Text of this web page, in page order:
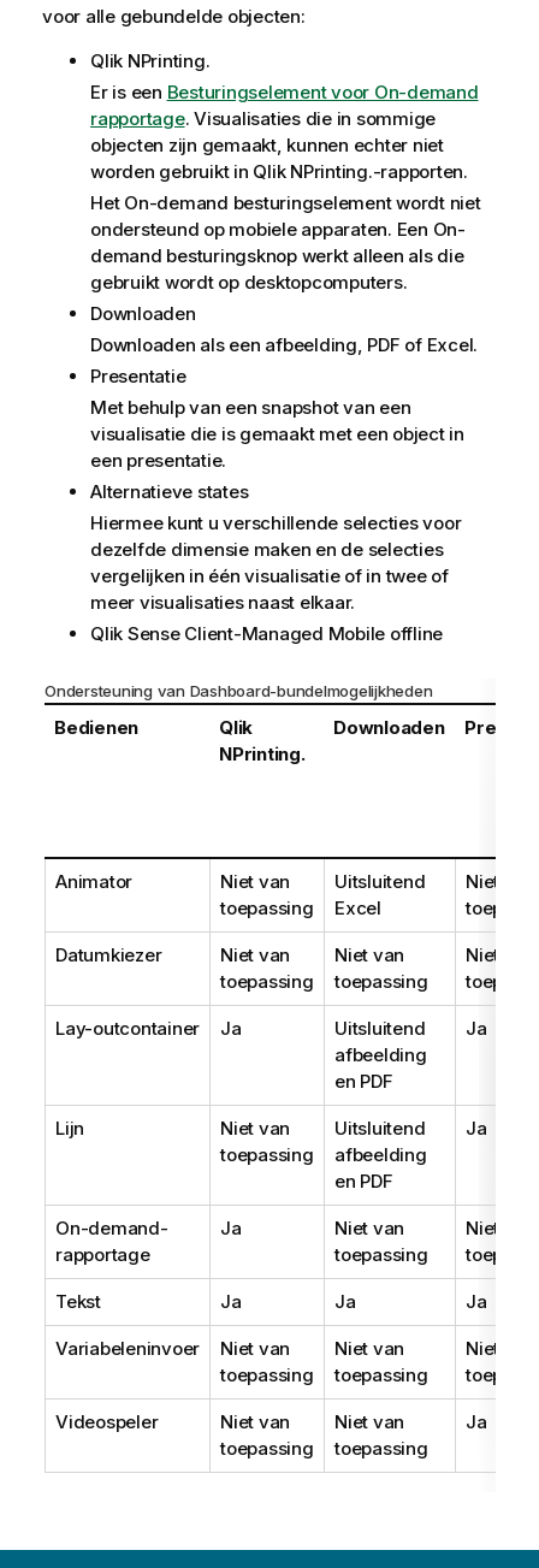
voor alle gebundelde objecten:
Qlik NPrinting.
Er is een Besturingselement voor On-demand
rapportage. Visualisaties die in sommige
objecten zijn gemaakt, kunnen echter niet
worden gebruikt in Qlik NPrinting.-rapporten.
Het On-demand besturingselement wordt niet
ondersteund op mobiele apparaten. Een On-
demand besturingsknop werkt alleen als die
gebruikt wordt op desktopcomputers.
Downloaden
Downloaden als een afbeelding, PDF of Excel.
Presentatie
Met behulp van een snapshot van een
visualisatie die is gemaakt met een object in
een presentatie.
Alternatieve states
Hiermee kunt u verschillende selecties voor
dezelfde dimensie maken en de selecties
vergelijken in één visualisatie of in twee of
meer visualisaties naast elkaar.
Qlik Sense Client-Managed Mobile offline
Ondersteuning van Dashboard-bundelmogelijkheden
Bedienen
Qlik
NPrinting.
Downloaden
Animator
Niet van
toepassing
Uitsluitend
Excel
Niet van
Datumkiezer
Niet van
toepassing
Niet van
toepassing
Niet van
Lay-outcontainer Ja
Uitsluitend
afbeelding
en PDF
Ja
Lijn
Niet van
toepassing
Uitsluitend
afbeelding
en PDF
Ja
On-demand-
rapportage
Ja
Niet van
toepassing
Niet van
Tekst Ja Ja Ja
Variabeleninvoer
Niet van
toepassing
Niet van
toepassing
Niet van
Videospeler
Niet van
toepassing
Niet van
toepassing
Ja